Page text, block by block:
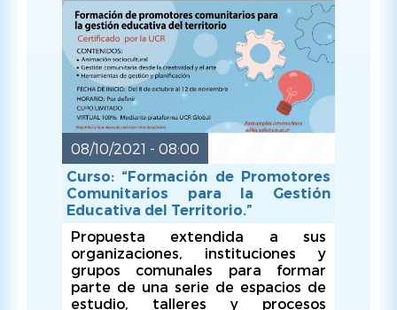
Directora Escuela Laboratorio de
Turrialba
M.A.E. Cindy Briceño
Mendoza,Directora Centro Infantil
Universitario Sede del Caribe.
Fecha: Lunes 18 de octubre 2021
Hora: 5:00 p.m.
Lugar: Canal YouTube Facultad de
Educación UCR
LUN, 18/10/2021 - 17:00
08/10/2021 - 08:00
Curso: “Formación de Promotores
Comunitarios para la Gestión
Educativa del Territorio.”
Propuesta extendida a sus
organizaciones, instituciones y
grupos comunales para formar
parte de una serie de espacios de
estudio, talleres y procesos